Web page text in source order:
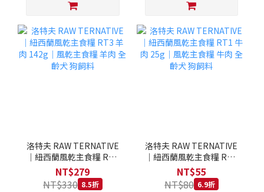
洛特夫 RAW TERNATIVE
｜紐西蘭風乾主食糧 RT3
羊肉 142g｜風乾主食糧 羊
肉 全齡犬 狗飼料
NT$279
NT$330 8.5折
洛特夫 RAW TERNATIVE
｜紐西蘭風乾主食糧 RT1
牛肉 25g｜風乾主食糧 牛
肉 全齡犬 狗飼料
NT$55
NT$80 6.9折